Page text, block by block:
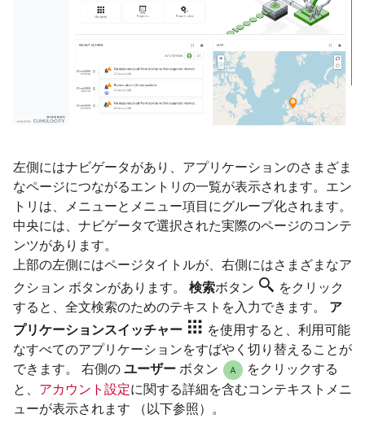
左側にはナビゲータがあり、アプリケーションのさまざま
なページにつながるエントリの一覧が表示されます。エン
トリは、メニューとメニュー項目にグループ化されます。
中央には、ナビゲータで選択された実際のページのコンテ
ンツがあります。
上部の左側にはページタイトルが、右側にはさまざまなア
クション ボタンがあります。 検索ボタン
をクリック
すると、全文検索のためのテキストを入力できます。 ア
プリケーションスイッチャー
を使用すると、利用可能
なすべてのアプリケーションをすばやく切り替えることが
できます。 右側の ユーザー ボタン
をクリックする
と、 アカウント設定に関する詳細を含むコンテキストメニ
ューが表示されます （以下参照）。